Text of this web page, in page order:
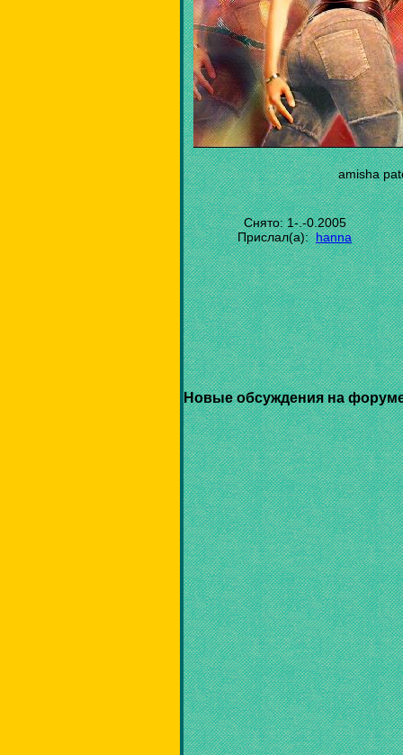
amisha
Снято: 1-.-0.2005
Прислал(а):hanna
Новые обсуждения на